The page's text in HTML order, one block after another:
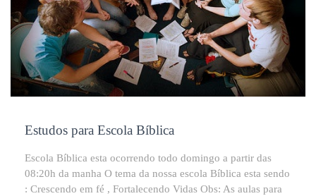
Estudos para Escola Bíblica
Escola Bíblica esta ocorrendo todo domingo a partir das
08:20h da manha O tema da nossa escola Bíblica esta sendo
: Crescendo em fé , Fortalecendo Vidas Obs: As aulas para